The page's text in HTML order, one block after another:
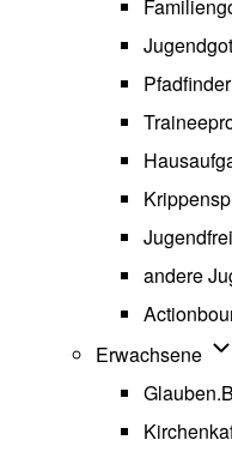
Pfadfinder
andere
Erwachsene